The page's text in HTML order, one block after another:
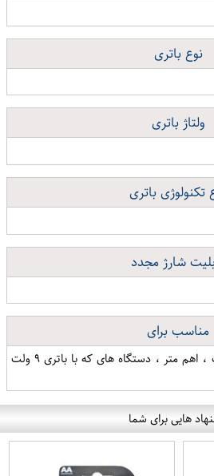
نوع باتری
ولتاژ باتری
تکنولوژی باتری
شارژ مجدد
مناسب برای
چراغ قوه، رادیو جیبی، اسباب ، اهم متر ، دستگاه های که با باتری ۹ ولت
هایی برای شما